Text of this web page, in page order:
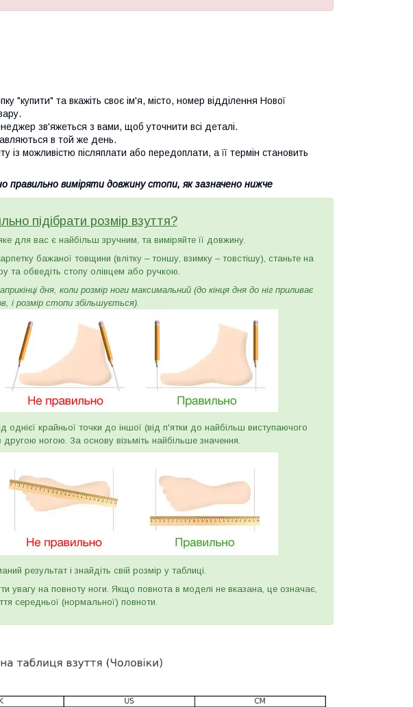
"купити" та вкажіть своє ім'я, місто, номер відділення Нової
зв'яжеться з вами, щоб уточнити всі деталі.
в той же день.
можливістю післяплати або передоплати, а її термін становить
правильно виміряти довжину стопи, як зазначено нижче
підібрати розмір взуття?
для вас є найбільш зручним, та виміряйте її довжину.
бажаної товщини (влітку – тоншу, взимку – товстішу), станьте на
та обведіть стопу олівцем або ручкою.
дня, коли розмір ноги максимальний (до кінця дня до ніг приливає
і розмір стопи збільшується).
однієї крайньої точки до іншої (від п'ятки до найбільш виступаючого
ногою. За основу візьміть найбільше значення.
результат і знайдіть свій розмір у таблиці.
увагу на повноту ноги. Якщо повнота в моделі не вказана, це означає,
середньої (нормальної) повноти.